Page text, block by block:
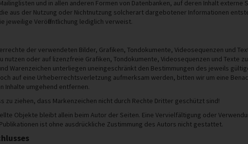
und in allen anderen Formen von Datenbanken, auf deren Inhalt externe
aus der Nutzung oder Nichtnutzung solcherart dargebotener Informationen
jeweilige Veröffentlichung lediglich verweist.
der verwendeten Bilder, Grafiken, Tondokumente, Videosequenzen und
nutzen oder auf lizenzfreie Grafiken, Tondokumente, Videosequenzen und Texte
Warenzeichen unterliegen uneingeschränkt den Bestimmungen des jeweils
auf eine Urheberrechtsverletzung aufmerksam werden, bitten wir um eine
Inhalte umgehend entfernen.
zu ziehen, dass Markenzeichen nicht durch Rechte Dritter geschützt sind!
Objekte bleibt allein beim Autor der Seiten. Eine Vervielfältigung oder
ist ohne ausdrückliche Zustimmung des Autors nicht gestattet.